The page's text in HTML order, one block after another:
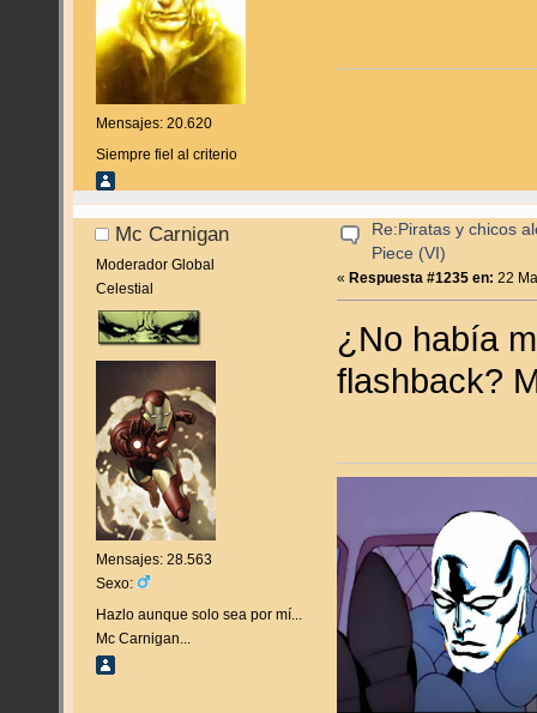
Mensajes: 20.620
Siempre fiel al criterio
Mc Carnigan
Moderador Global
Celestial
Mensajes: 28.563
Sexo:
Hazlo aunque solo sea por mí...
Mc Carnigan...
Re:Piratas y chicos
Piece (VI)
«Respuesta #1235 en: 22
¿No había
flashback?